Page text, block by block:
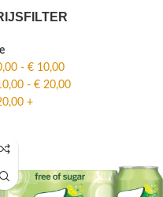
- € 10,00
- € 20,00
+